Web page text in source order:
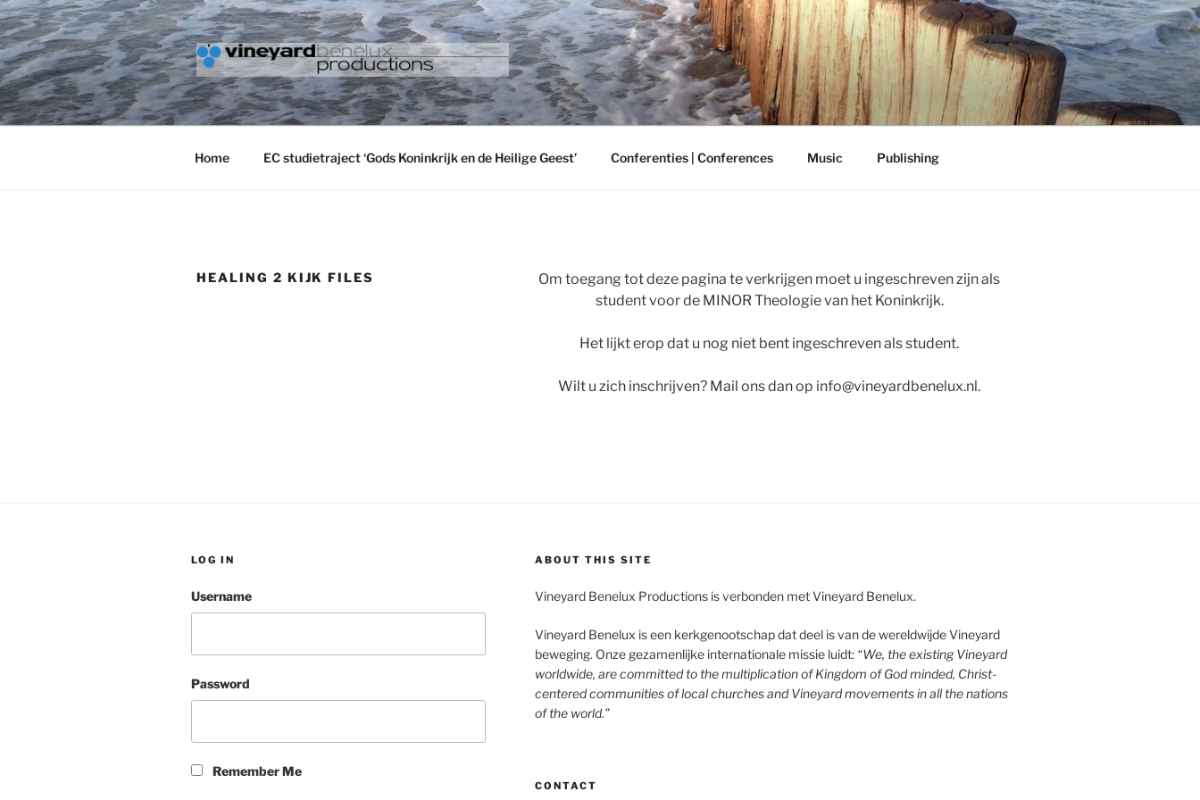
Ga
naar
de
inhoud
VINEYARD BENELUX PRODUCTIONS
Home EC studietraject ‘Gods Koninkrijk en de Heilige Geest’ Conferenties | Conferences Music Publishing
HEALING 2 KIJK FILES
Om toegang tot deze pagina te verkrijgen moet u ingeschreven zijn als
student voor de MINOR Theologie van het Koninkrijk.
Het lijkt erop dat u nog niet bent ingeschreven als student.
Wilt u zich inschrijven? Mail ons dan op info@vineyardbenelux.nl.
LOG IN
Username
Password
Remember Me
ABOUT THIS SITE
Vineyard Benelux Productions is verbonden met Vineyard Benelux.
Vineyard Benelux is een kerkgenootschap dat deel is van de wereldwijde Vineyard
beweging. Onze gezamenlijke internationale missie luidt: “We, the existing Vineyard
worldwide, are committed to the multiplication of Kingdom of God minded, Christ-
centered communities of local churches and Vineyard movements in all the nations
of the world.”
CONTACT